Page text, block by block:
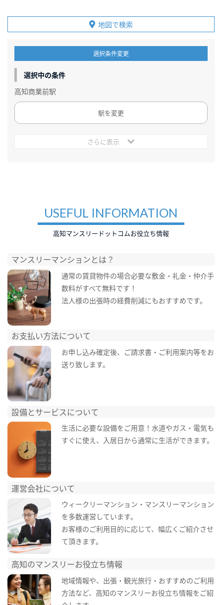
地図で検索
選択条件変更
選択中の条件
高知商業前駅
駅を変更
さらに表示
USEFUL INFORMATION
高知マンスリードットコムお役立ち情報
マンスリーマンションとは？
通常の賃貸物件の場合必要な敷金・礼金・仲介手
数料がすべて無料です！
法人様の出張時の経費削減にもおすすめです。
お支払い方法について
お申し込み確定後、ご請求書・ご利用案内等をお
送り致します。
設備とサービスについて
生活に必要な設備をご用意！水道やガス・電気も
すぐに使え、入居日から通常に生活ができます。
運営会社について
ウィークリーマンション・マンスリーマンション
を多数運営しています。
お客様のご利用目的に応じて、幅広くご紹介させ
て頂きます。
高知のマンスリーお役立ち情報
地域情報や、出張・観光旅行・おすすめのご利用
方法など、高知のマンスリーお役立ち情報をご紹